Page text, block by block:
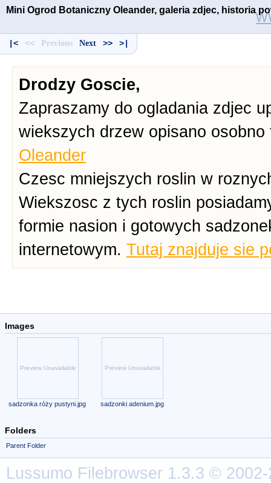
Mini Ogrod Botaniczny Oleander, galeria zdjec, historia
|< << Previous Next >> >|
Drodzy Goscie,
Zapraszamy do ogladania zdjec
wiekszych drzew opisano
Oleander
Czesc mniejszych roslin w
Wiekszosc z tych roslin
formie nasion i gotowych
internetowym. Tutaj znajduje sie
Images
Preview Unavailable
sadzonka róży pustyni.jpg
Preview Unavailable
sadzonki adenium.jpg
Folders
Parent Folder
Lussumo Filebrowser 1.3.3 ©